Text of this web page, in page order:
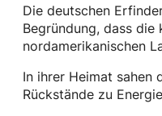
Die deutschen
Begründung, dass
nordamerikanischen
In ihrer Heimat sahen
Rückstände zu